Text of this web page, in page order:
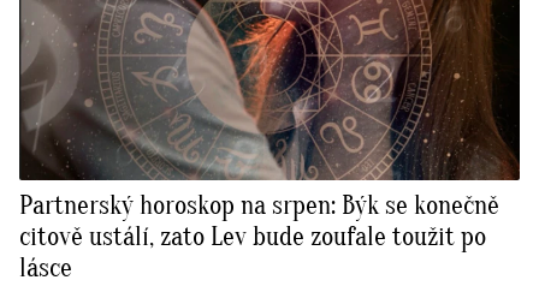
Partnerský horoskop na srpen: Býk se konečně
citově ustálí, zato Lev bude zoufale toužit po
lásce